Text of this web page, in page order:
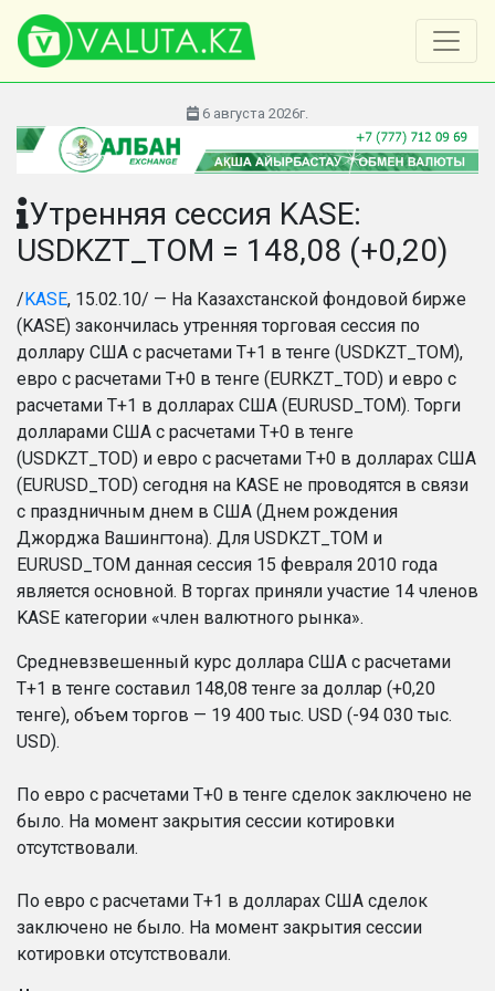
6 августа 2026г.
Утренняя сессия KASE:
USDKZT_TOM = 148,08 (+0,20)
/ KASE, 15.02.10/ — На Казахстанской фондовой бирже
(KASE) закончилась утренняя торговая сессия по
доллару США с расчетами Т+1 в тенге (USDKZT_TOM),
евро с расчетами T+0 в тенге (EURKZT_TOD) и евро с
расчетами T+1 в долларах США (EURUSD_TOM). Торги
долларами США с расчетами Т+0 в тенге
(USDKZT_TOD) и евро с расчетами T+0 в долларах США
(EURUSD_TOD) сегодня на KASE не проводятся в связи
с праздничным днем в США (Днем рождения
Джорджа Вашингтона). Для USDKZT_TOM и
EURUSD_TOM данная сессия 15 февраля 2010 года
является основной. В торгах приняли участие 14 членов
KASE категории «член валютного рынка».
Средневзвешенный курс доллара США с расчетами
T+1 в тенге составил 148,08 тенге за доллар (+0,20
тенге), объем торгов — 19 400 тыс. USD (-94 030 тыс.
USD).
По евро с расчетами T+0 в тенге сделок заключено не
было. На момент закрытия сессии котировки
отсутствовали.
По евро с расчетами T+1 в долларах США сделок
заключено не было. На момент закрытия сессии
котировки отсутствовали.